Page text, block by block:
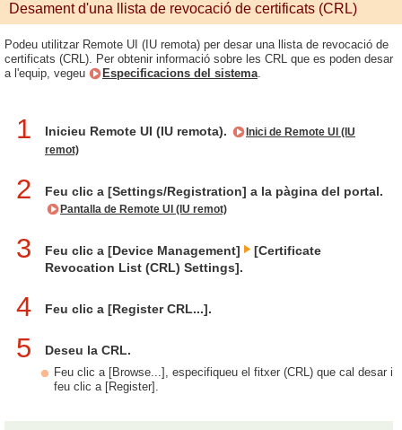
Desament d'una llista de revocació de certificats (CRL)
Podeu utilitzar Remote UI (IU remota) per desar una llista de revocació de
certificats (CRL). Per obtenir informació sobre les CRL que es poden desar
a l'equip, vegeu
Especificacions del sistema.
1 Inicieu Remote UI (IU remota).
Inici de Remote UI (IU
remot)
2 Feu clic a [Settings/Registration] a la pàgina del portal.
Pantalla de Remote UI (IU remot)
3 Feu clic a [Device Management]
[Certificate
Revocation List (CRL) Settings].
4 Feu clic a [Register CRL...].
5 Deseu la CRL.
Feu clic a [Browse...], especifiqueu el fitxer (CRL) que cal desar i
feu clic a [Register].